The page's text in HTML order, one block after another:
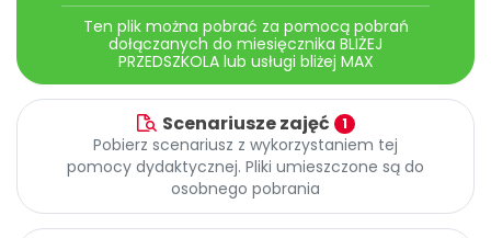
Ten plik można pobrać za pomocą pobrań
dołączanych do miesięcznika BLIŻEJ
PRZEDSZKOLA lub usługi bliżej MAX
Scenariusze zajęć 1
Pobierz scenariusz z wykorzystaniem tej
pomocy dydaktycznej. Pliki umieszczone są do
osobnego pobrania